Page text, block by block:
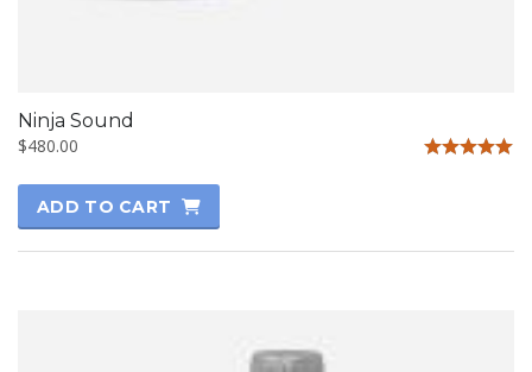
Ninja Sound
$480.00
ADD TO CART